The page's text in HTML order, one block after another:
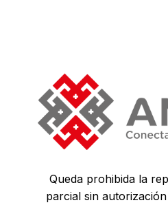
Queda prohibida la
parcial sin